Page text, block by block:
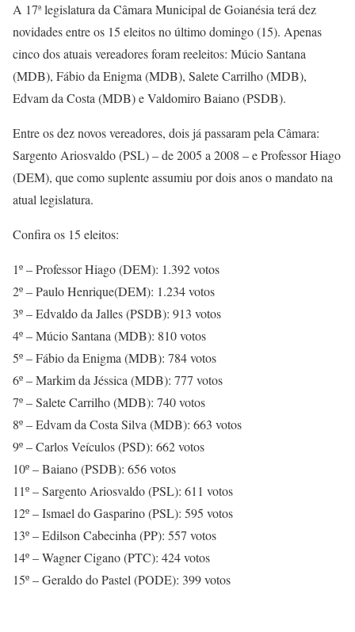
A 17ª legislatura da Câmara Municipal de Goianésia terá dez
novidades entre os 15 eleitos no último domingo (15). Apenas
cinco dos atuais vereadores foram reeleitos: Múcio Santana
(MDB), Fábio da Enigma (MDB), Salete Carrilho (MDB),
Edvam da Costa (MDB) e Valdomiro Baiano (PSDB).
Entre os dez novos vereadores, dois já passaram pela Câmara:
Sargento Ariosvaldo (PSL) – de 2005 a 2008 – e Professor Hiago
(DEM), que como suplente assumiu por dois anos o mandato na
atual legislatura.
Confira os 15 eleitos:
1º – Professor Hiago (DEM): 1.392 votos
2º – Paulo Henrique(DEM): 1.234 votos
3º – Edvaldo da Jalles (PSDB): 913 votos
4º – Múcio Santana (MDB): 810 votos
5º – Fábio da Enigma (MDB): 784 votos
6º – Markim da Jéssica (MDB): 777 votos
7º – Salete Carrilho (MDB): 740 votos
8º – Edvam da Costa Silva (MDB): 663 votos
9º – Carlos Veículos (PSD): 662 votos
10º – Baiano (PSDB): 656 votos
11º – Sargento Ariosvaldo (PSL): 611 votos
12º – Ismael do Gasparino (PSL): 595 votos
13º – Edilson Cabecinha (PP): 557 votos
14º – Wagner Cigano (PTC): 424 votos
15º – Geraldo do Pastel (PODE): 399 votos